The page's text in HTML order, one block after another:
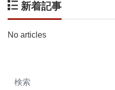
新着記事
No articles